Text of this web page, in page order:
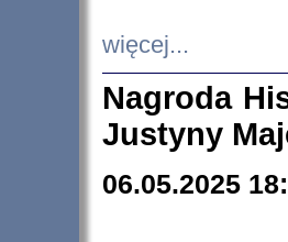
więcej...
Nagroda
Justyny
06.05.2025